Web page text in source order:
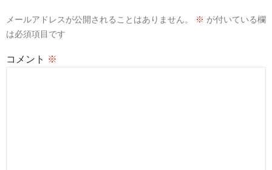
メールアドレスが公開されることはありません。 ※ が付いている欄
は必須項目です
コメント ※